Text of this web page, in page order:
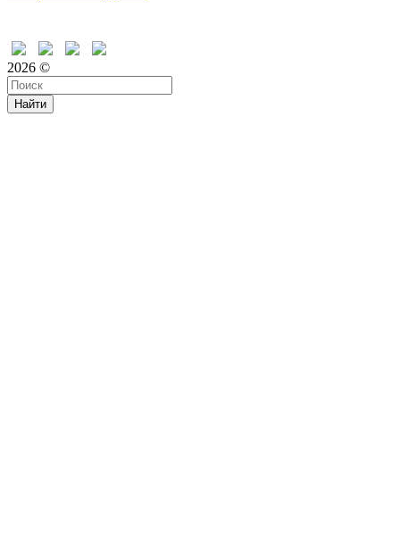
2026 ©
Найти